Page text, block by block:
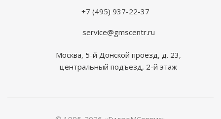
+7 (495) 937-22-37
service@gmscentr.ru
Москва, 5-й Донской проезд, д. 23,
центральный подъезд, 2-й этаж